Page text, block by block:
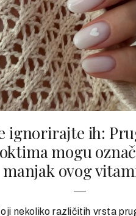
ignorirajte ih:
mogu
manjak ovog
nekoliko različitih vrsta